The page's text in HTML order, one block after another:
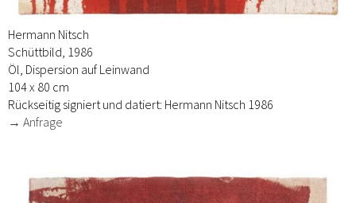
Hermann Nitsch
Schüttbild, 1986
Öl, Dispersion auf Leinwand
104 x 80 cm
Rückseitig signiert und datiert: Hermann Nitsch 1986
→ Anfrage